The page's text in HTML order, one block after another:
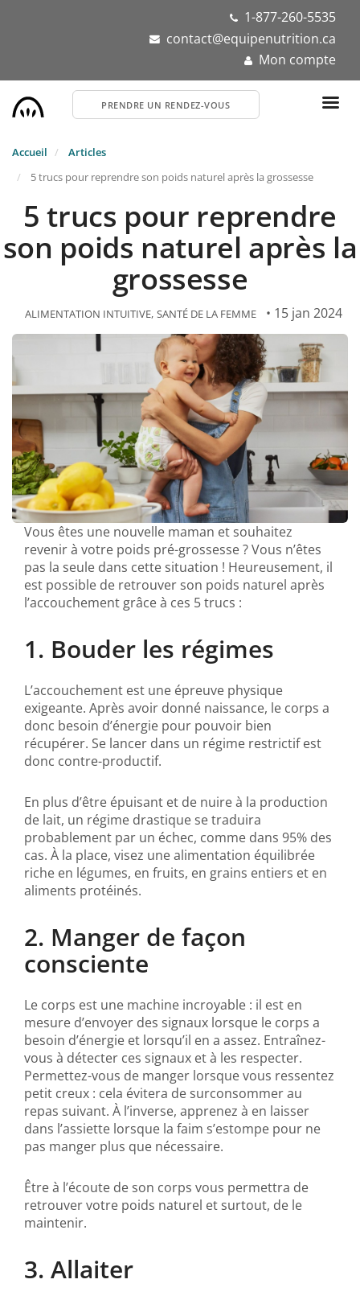
1-877-260-5535
contact@equipenutrition.ca
Mon compte
PRENDRE UN RENDEZ-VOUS
Accueil
Articles
5 trucs pour reprendre son poids naturel après la grossesse
5 trucs pour reprendre
son poids naturel après la
grossesse
ALIMENTATION INTUITIVE SANTÉ DE LA FEMME • 15 jan 2024
Vous êtes une nouvelle maman et souhaitez
revenir à votre poids pré-grossesse ? Vous n’êtes
pas la seule dans cette situation ! Heureusement, il
est possible de retrouver son poids naturel après
l’accouchement grâce à ces 5 trucs :
1. Bouder les régimes
L’accouchement est une épreuve physique
exigeante. Après avoir donné naissance, le corps a
donc besoin d’énergie pour pouvoir bien
récupérer. Se lancer dans un régime restrictif est
donc contre-productif.
En plus d’être épuisant et de nuire à la production
de lait, un régime drastique se traduira
probablement par un échec, comme dans 95% des
cas. À la place, visez une alimentation équilibrée
riche en légumes, en fruits, en grains entiers et en
aliments protéinés.
2. Manger de façon
consciente
Le corps est une machine incroyable : il est en
mesure d’envoyer des signaux lorsque le corps a
besoin d’énergie et lorsqu’il en a assez. Entraînez-
vous à détecter ces signaux et à les respecter.
Permettez-vous de manger lorsque vous ressentez
petit creux : cela évitera de surconsommer au
repas suivant. À l’inverse, apprenez à en laisser
dans l’assiette lorsque la faim s’estompe pour ne
pas manger plus que nécessaire.
Être à l’écoute de son corps vous permettra de
retrouver votre poids naturel et surtout, de le
maintenir.
3. Allaiter